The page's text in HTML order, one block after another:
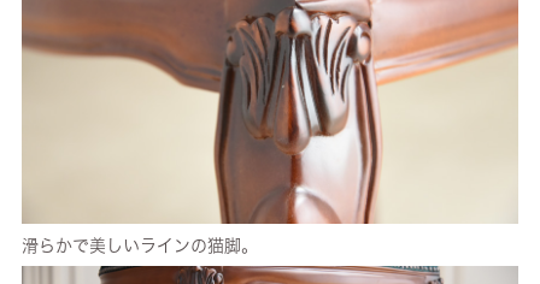
滑らかで美しいラインの猫脚。